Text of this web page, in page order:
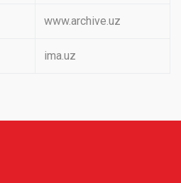
www.archive.uz
ima.uz